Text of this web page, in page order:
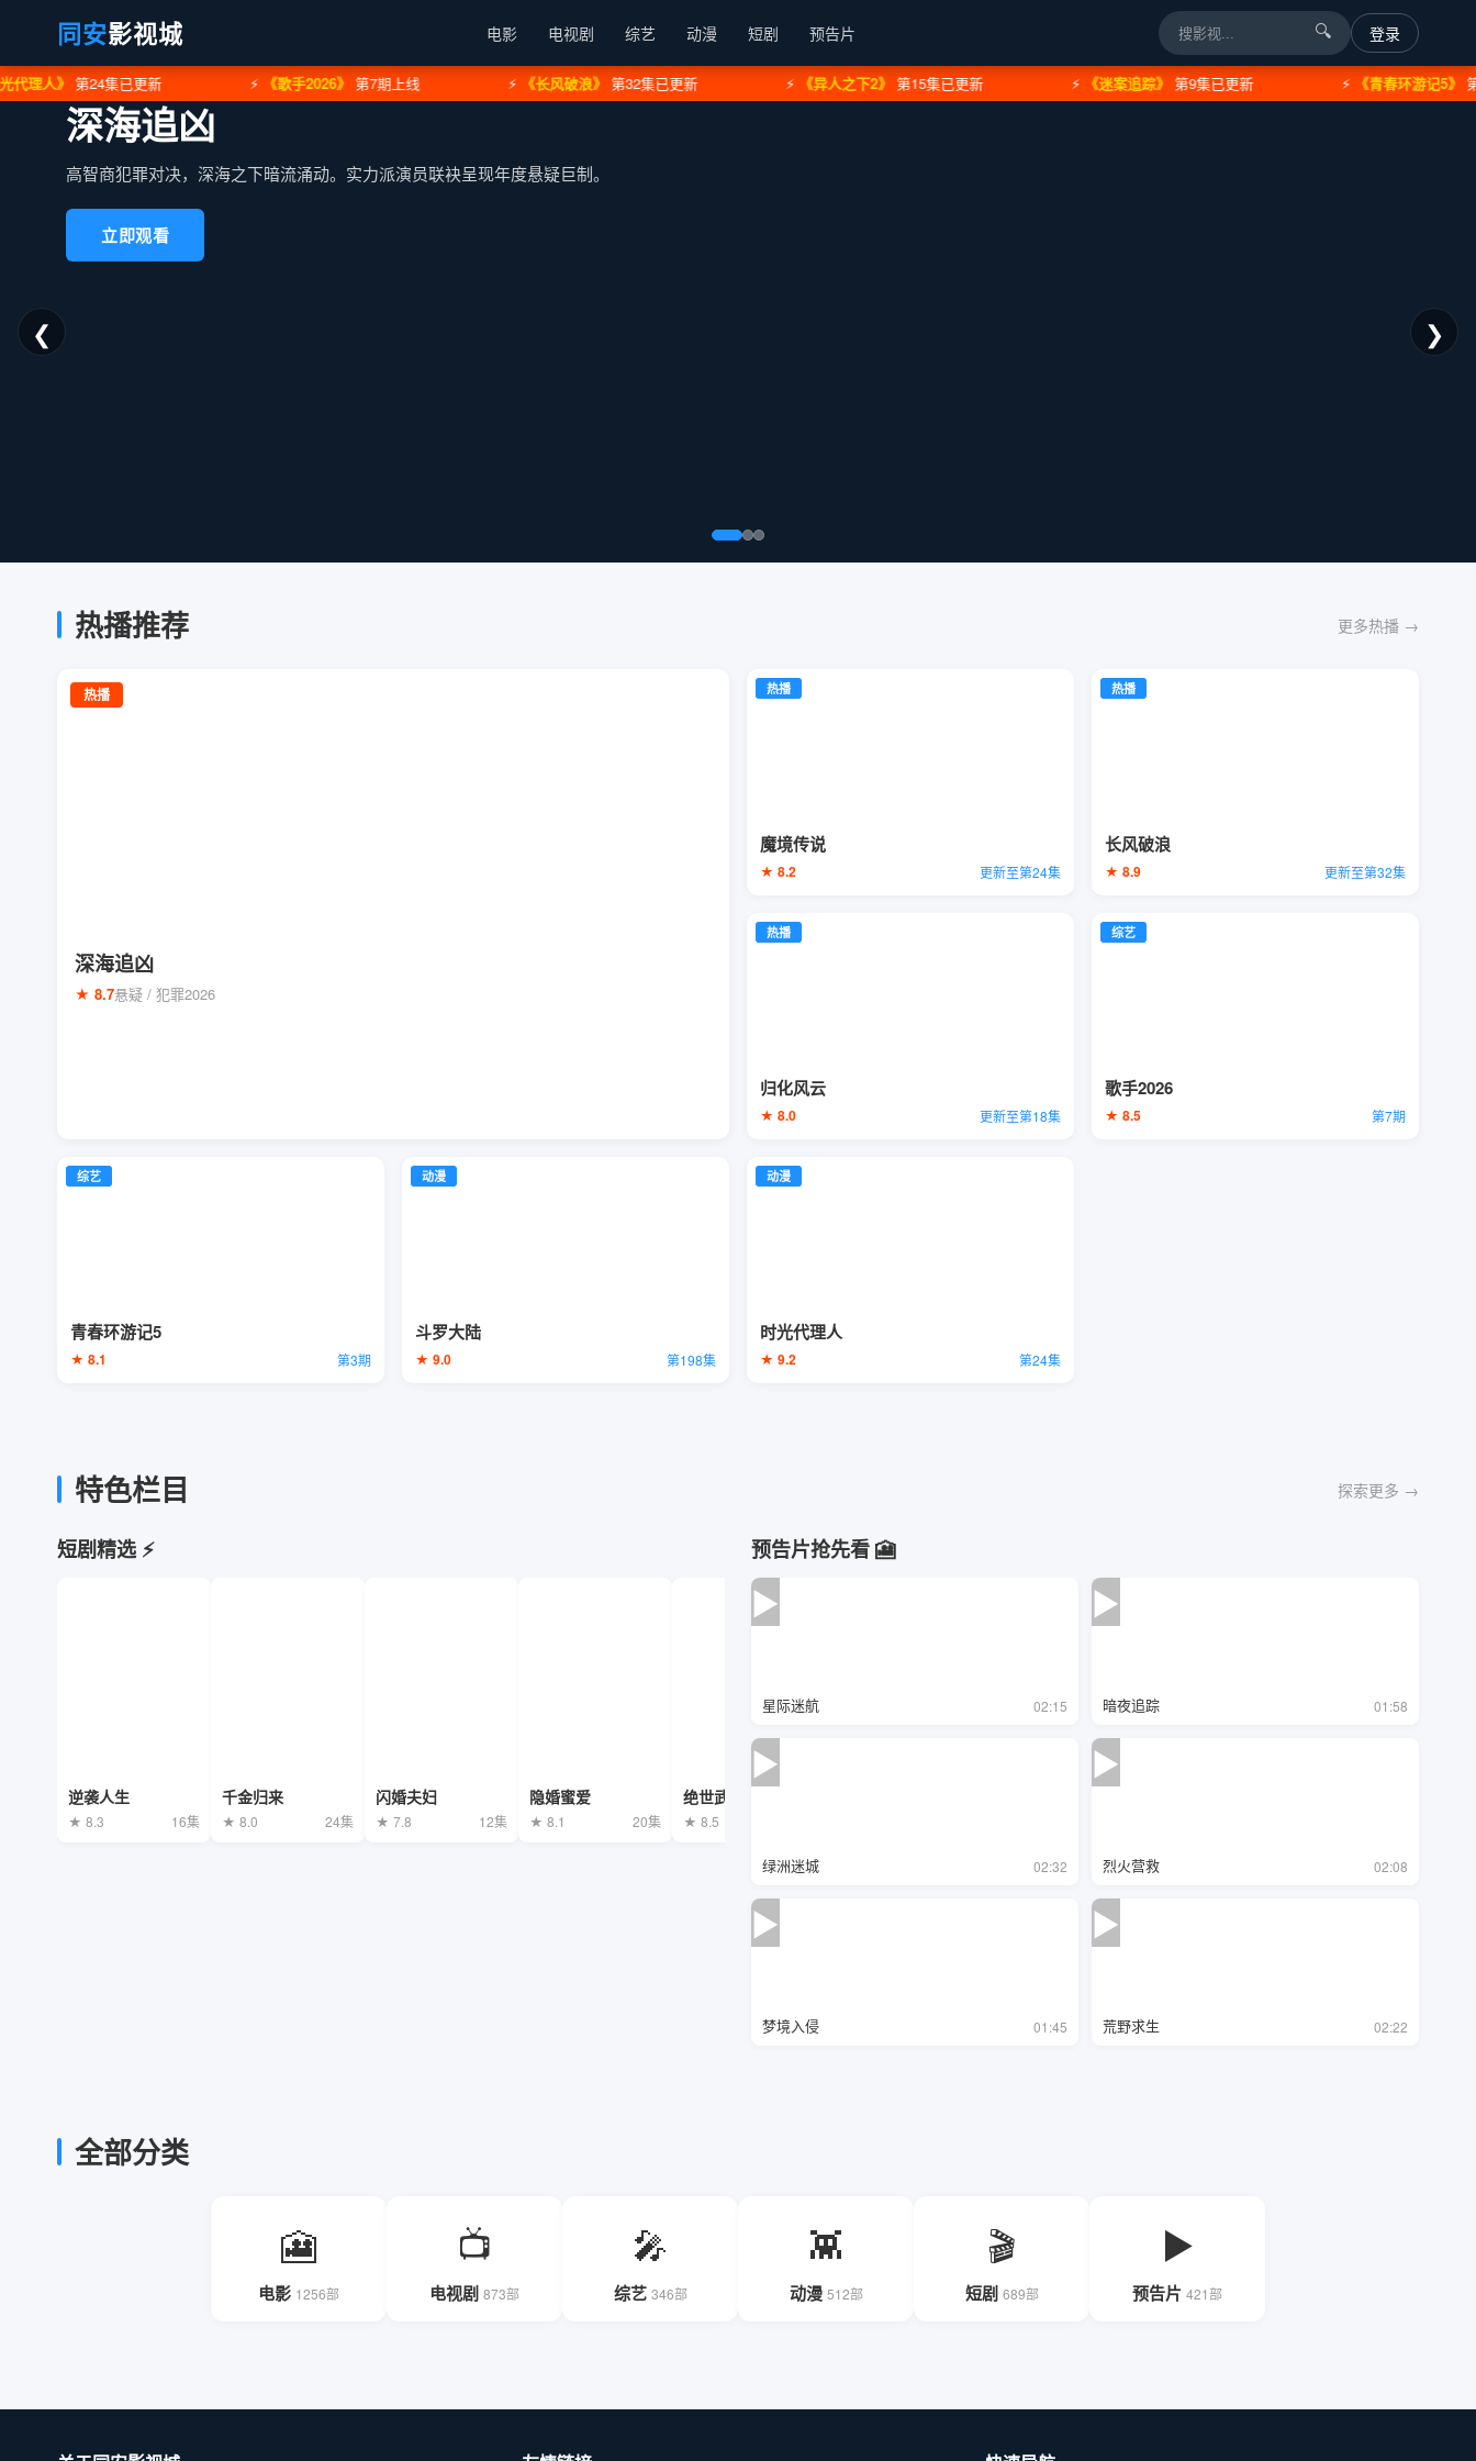
同安影视城 电影 电视剧 综艺 动漫 短剧 预告片 🔍 登录
人》第24集已更新 《歌手2026》第7期上线 《长风破浪》第32集已更新 《异人之下2》第15集已更新 《迷案追踪》第9集已更新 《青春环游记5》第3期
深海追凶
高智商犯罪对决，深海之下暗流涌动。实力派演员联袂呈现年度悬疑巨制。
立即观看
长风破浪
时代洪流中的抉择与坚守，一家人的悲欢离合折射出大时代的壮阔画卷。
立即观看
❮ ❯
热播推荐 更多热播 →
热播
深海追凶
★ 8.7悬疑 / 犯罪2026
热播
魔境传说
★ 8.2 更新至第24集
热播
长风破浪
★ 8.9 更新至第32集
热播
归化风云
★ 8.0 更新至第18集
综艺
歌手2026
★ 8.5 第7期
综艺
青春环游记5
★ 8.1 第3期
动漫
斗罗大陆
★ 9.0 第198集
动漫
时光代理人
★ 9.2 第24集
特色栏目 探索更多 →
短剧精选 ⚡
逆袭人生
★ 8.3 16集
千金归来
★ 8.0 24集
闪婚夫妇
★ 7.8 12集
隐婚蜜爱
★ 8.1 20集
绝世武魂
★ 8.5
预告片抢先看 🎦
▶
星际迷航 02:15
▶
暗夜追踪 01:58
▶
绿洲迷城 02:32
▶
烈火营救 02:08
▶
梦境入侵 01:45
▶
荒野求生 02:22
全部分类
🎦
电影 1256部
📺
电视剧 873部
🎤
综艺 346部
👾
动漫 512部
🎬
短剧 689部
▶
预告片 421部